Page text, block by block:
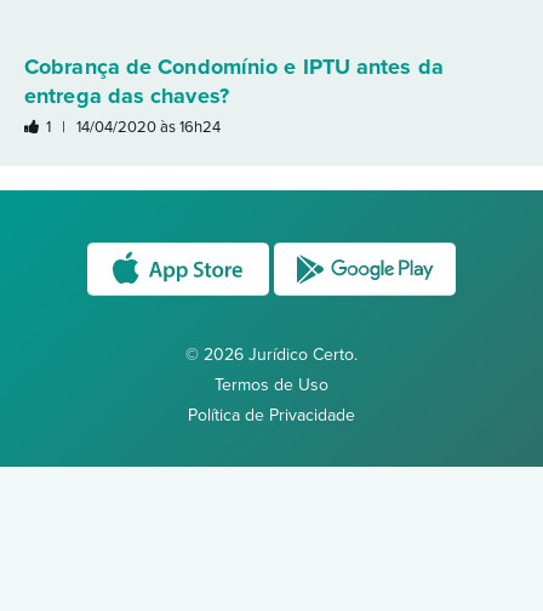
Cobrança de Condomínio e IPTU antes da
entrega das chaves?
1 | 14/04/2020 às 16h24
© 2026 Jurídico Certo.
Termos de Uso
Política de Privacidade